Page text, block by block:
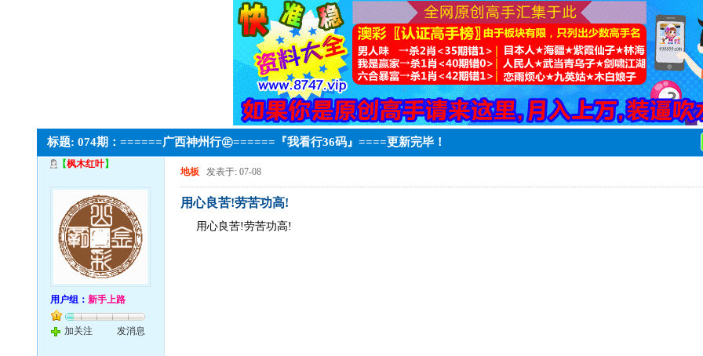
标题: 074期：======广西神州行㊣======『我看行36码』====更新完毕！
【枫木红叶】
用户组：新手上路
加关注 发消息
地板 发表于: 07-08
用心良苦!劳苦功高!
用心良苦!劳苦功高!